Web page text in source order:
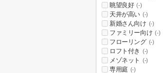
眺望良好 (-)
天井が高い (-)
新婚さん向け (-)
ファミリー向け (-)
フローリング (-)
ロフト付き (-)
メゾネット (-)
専用庭 (-)